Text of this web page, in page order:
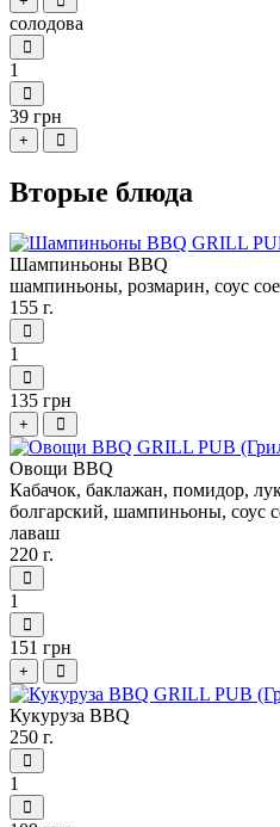
солодова
1
39 грн
+
Вторые блюда
Шампиньоны BBQ
шампиньоны, розмарин, соус
155 г.
1
135 грн
+
Овощи BBQ
Кабачок, баклажан, помидор,
болгарский, шампиньоны, соус
лаваш
220 г.
1
151 грн
+
Кукуруза BBQ
250 г.
1